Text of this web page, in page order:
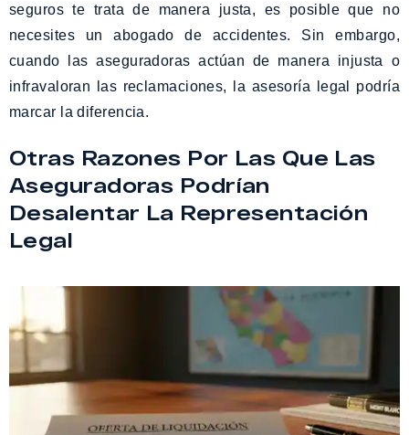
seguros te trata de manera justa, es posible que no
necesites un abogado de accidentes. Sin embargo,
cuando las aseguradoras actúan de manera injusta o
infravaloran las reclamaciones, la asesoría legal podría
marcar la diferencia.
Otras Razones Por Las Que Las
Aseguradoras Podrían
Desalentar La Representación
Legal